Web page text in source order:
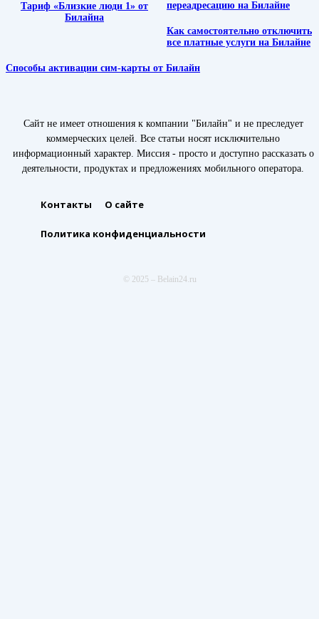
Тариф «Близкие люди 1» от
Билайна
переадресацию на Билайне
Как самостоятельно отключить
все платные услуги на Билайне
Способы активации сим-карты от Билайн
Сайт не имеет отношения к компании "Билайн" и не преследует
коммерческих целей. Все статьи носят исключительно
информационный характер. Миссия - просто и доступно рассказать о
деятельности, продуктах и предложениях мобильного оператора.
Контакты О сайте
Политика конфиденциальности
© 2025 – Belain24.ru